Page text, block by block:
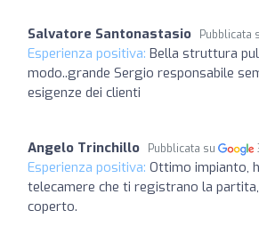
Salvatore Santonastasio Pubblicata
Esperienza positiva: Bella struttura
modo..grande Sergio responsabile
esigenze dei clienti
Angelo Trinchillo Pubblicata su
Esperienza positiva: Ottimo impianto,
telecamere che ti registrano la
coperto.